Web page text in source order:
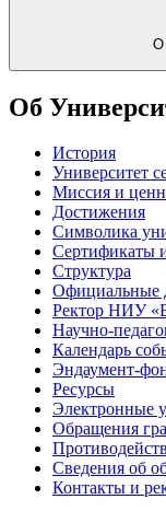
О
Об
История
Университет
Миссия и
Достижения
Символика
Сертификаты
Структура
Официальные
Ректор НИУ
Научно-
Календарь
Эндаумент-
Ресурсы
Электронные
Обращения
Сведения об
Контакты и